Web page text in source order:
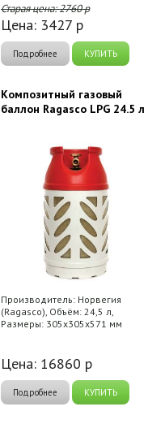
Старая цена:2760р
Цена: 3427 р
Подробнее КУПИТЬ
Композитный газовый
баллон Ragasco LPG 24.5 л
Производитель: Норвегия
(Ragasco), Объём: 24,5 л,
Размеры: 305х305х571 мм
Цена: 16860 р
Подробнее КУПИТЬ